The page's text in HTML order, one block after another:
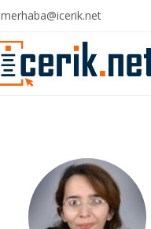
merhaba@icerik.net